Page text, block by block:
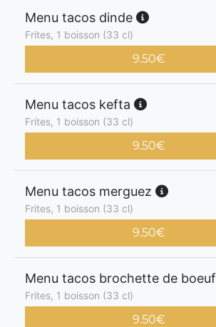
Menu tacos dinde
Frites, 1 boisson (33 cl)
9.50€
Menu tacos kefta
Frites, 1 boisson (33 cl)
9.50€
Menu tacos merguez
Frites, 1 boisson (33 cl)
9.50€
Menu tacos brochette de boeuf
Frites, 1 boisson (33 cl)
9.50€